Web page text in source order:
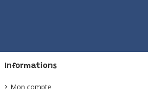
Informations
Mon compte